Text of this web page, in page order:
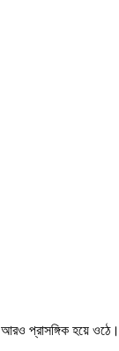
প্রাসঙ্গিক হয়ে